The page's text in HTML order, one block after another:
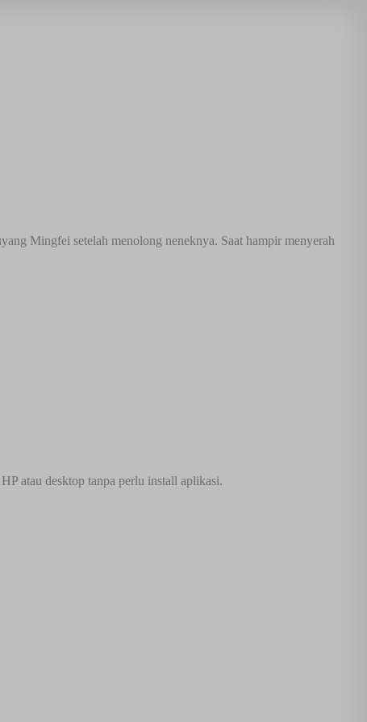
Mingfei setelah menolong neneknya. Saat hampir menyerah
atau desktop tanpa perlu install aplikasi.